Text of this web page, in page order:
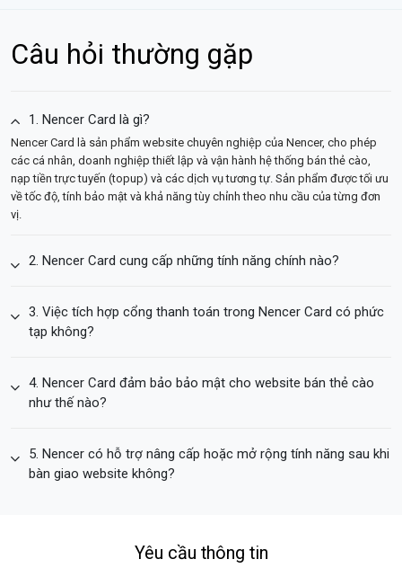
Câu hỏi thường gặp
1. Nencer Card là gì?
Nencer Card là sản phẩm website chuyên nghiệp của Nencer, cho phép
các cá nhân, doanh nghiệp thiết lập và vận hành hệ thống bán thẻ cào,
nạp tiền trực tuyến (topup) và các dịch vụ tương tự. Sản phẩm được tối ưu
về tốc độ, tính bảo mật và khả năng tùy chỉnh theo nhu cầu của từng đơn
vị.
2. Nencer Card cung cấp những tính năng chính nào?
3. Việc tích hợp cổng thanh toán trong Nencer Card có phức
tạp không?
4. Nencer Card đảm bảo bảo mật cho website bán thẻ cào
như thế nào?
5. Nencer có hỗ trợ nâng cấp hoặc mở rộng tính năng sau khi
bàn giao website không?
Yêu cầu thông tin